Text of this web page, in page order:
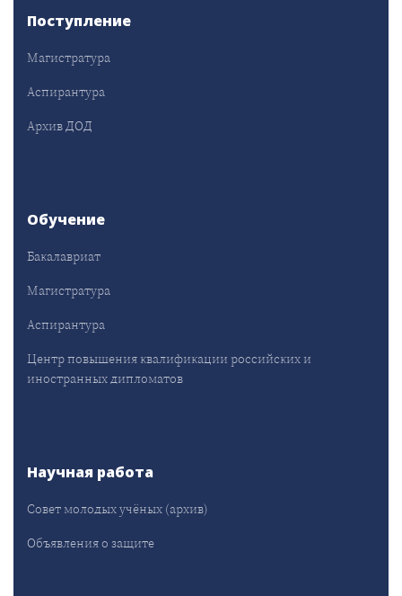
Поступление
Магистратура
Аспирантура
Архив ДОД
Обучение
Бакалавриат
Магистратура
Аспирантура
Центр повышения квалификации российских и
иностранных дипломатов
Научная работа
Совет молодых учёных (архив)
Объявления о защите